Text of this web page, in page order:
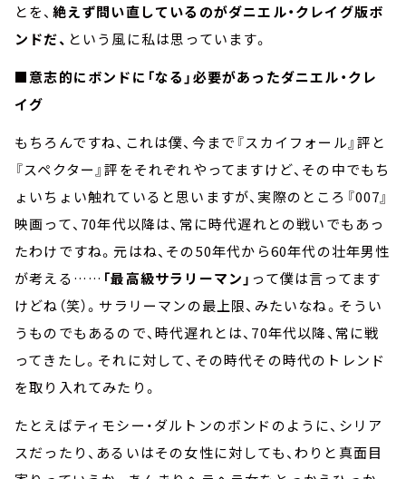
とを、 絶えず問い直しているのがダニエル・クレイグ版ボ
ンドだ、 という風に私は思っています。
■意志的にボンドに「なる」必要があったダニエル・クレ
イグ
もちろんですね、これは僕、今まで『スカイフォール』評と
『スペクター』評をそれぞれやってますけど、その中でもち
ょいちょい触れていると思いますが、実際のところ『007』
映画って、70年代以降は、常に時代遅れとの戦いでもあっ
たわけですね。元はね、その50年代から60年代の壮年男性
が考える…… 「最高級サラリーマン」 って僕は言ってます
けどね（笑）。サラリーマンの最上限、みたいなね。そうい
うものでもあるので、時代遅れとは、70年代以降、常に戦
ってきたし。それに対して、その時代その時代のトレンド
を取り入れてみたり。
たとえばティモシー・ダルトンのボンドのように、シリア
スだったり、あるいはその女性に対しても、わりと真面目